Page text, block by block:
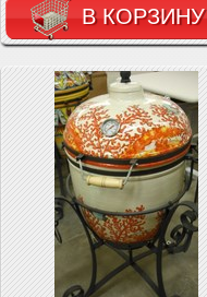
В КОРЗИНУ